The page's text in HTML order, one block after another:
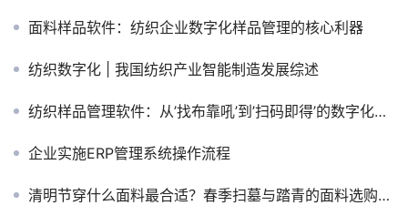
面料样品软件：纺织企业数字化样品管理的核心利器
纺织数字化 | 我国纺织产业智能制造发展综述
纺织样品管理软件：从’找布靠吼’到’扫码即得’的数字化转型之路
企业实施ERP管理系统操作流程
清明节穿什么面料最合适？春季扫墓与踏青的面料选购指南